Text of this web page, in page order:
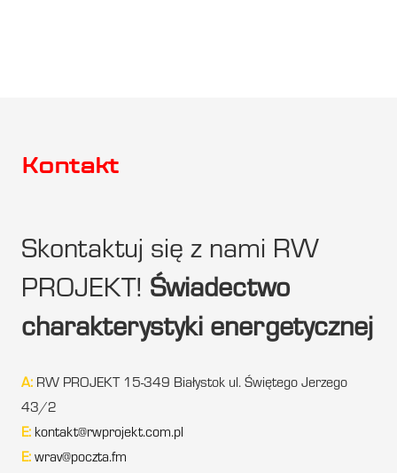
Kontakt
Skontaktuj się z nami RW
PROJEKT! Świadectwo
charakterystyki energetycznej
A: RW PROJEKT 15-349 Białystok ul. Świętego Jerzego
43/2
E: kontakt@rwprojekt.com.pl
E: wrav@poczta.fm